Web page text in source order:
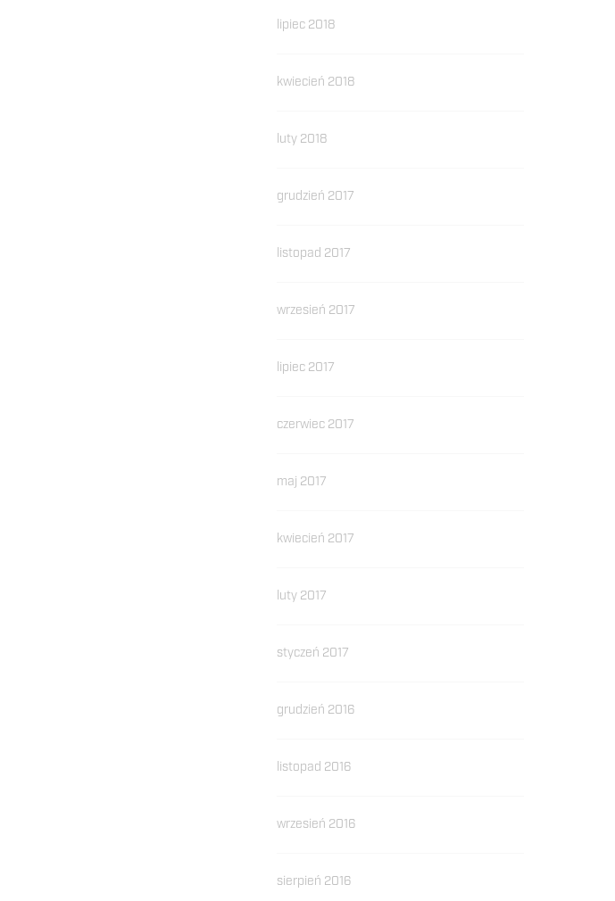
lipiec 2018
kwiecień 2018
luty 2018
grudzień 2017
listopad 2017
wrzesień 2017
lipiec 2017
czerwiec 2017
maj 2017
kwiecień 2017
luty 2017
styczeń 2017
grudzień 2016
listopad 2016
wrzesień 2016
sierpień 2016